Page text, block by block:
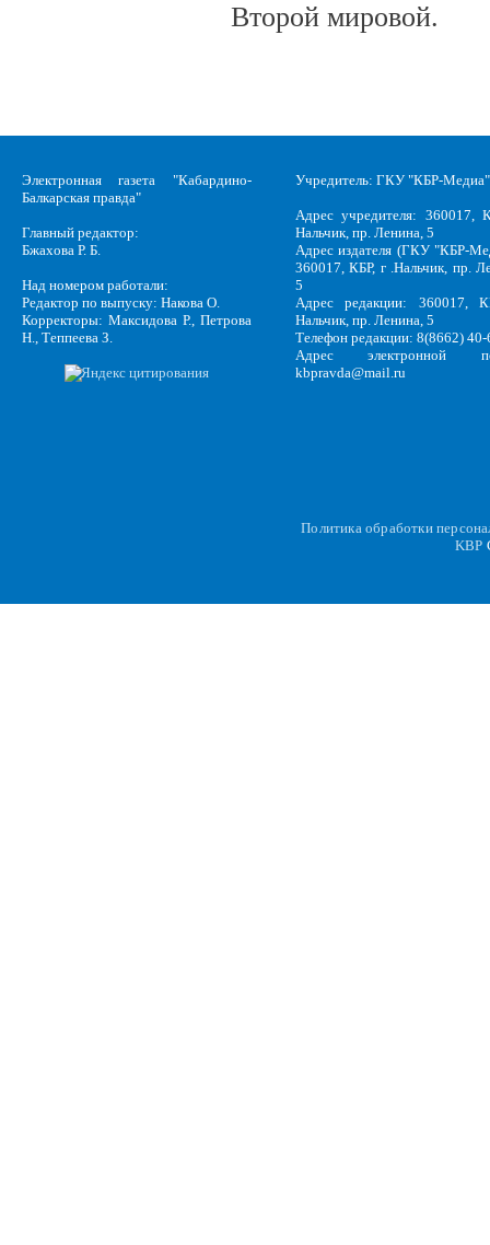
Второй мировой.
Электронная газета "Кабардино-
Балкарская правда"
Главный редактор:
Бжахова Р. Б.
Над номером работали:
Редактор по выпуску: Накова О.
Корректоры: Максидова Р., Петрова
Н., Теппеева З.
Учредитель: ГКУ "КБР-Медиа"
Адрес учредителя: 360017,
Нальчик, пр. Ленина, 5
Адрес издателя (ГКУ "КБР-
360017, КБР, г .Нальчик, пр.
5
Адрес редакции: 360017,
Нальчик, пр. Ленина, 5
Телефон редакции: 8(8662)
Адрес электронной
kbpravda@mail.ru
Политика обработки
KBP